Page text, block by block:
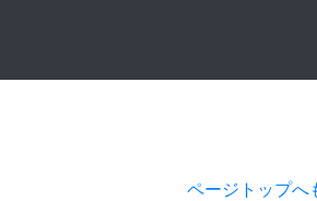
ページトップへ